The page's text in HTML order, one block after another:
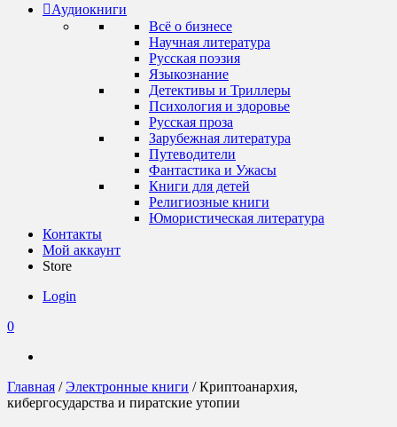
Аудиокниги
Всё о бизнесе
Научная литература
Русская поэзия
Языкознание
Детективы и Триллеры
Психология и здоровье
Русская проза
Зарубежная литература
Путеводители
Фантастика и Ужасы
Книги для детей
Религиозные книги
Юмористическая литература
Контакты
Мой аккаунт
Store
Login
0
Главная / Электронные книги / Криптоанархия,
кибергосударства и пиратские утопии